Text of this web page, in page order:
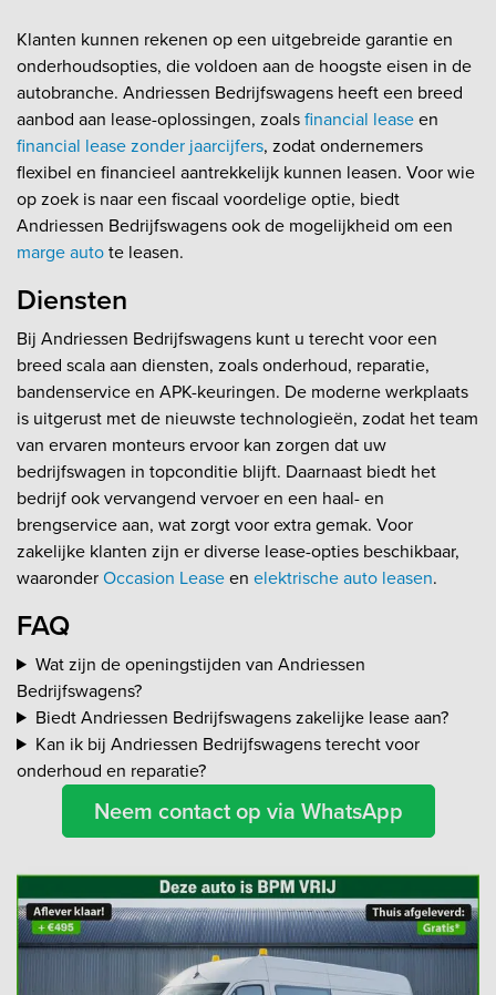
Klanten kunnen rekenen op een uitgebreide garantie en
onderhoudsopties, die voldoen aan de hoogste eisen in de
autobranche. Andriessen Bedrijfswagens heeft een breed
aanbod aan lease-oplossingen, zoalsfinancial leaseen
financial lease zonder jaarcijfers, zodat ondernemers
flexibel en financieel aantrekkelijk kunnen leasen. Voor wie
op zoek is naar een fiscaal voordelige optie, biedt
Andriessen Bedrijfswagens ook de mogelijkheid om een
marge autote leasen.
Diensten
Bij Andriessen Bedrijfswagens kunt u terecht voor een
breed scala aan diensten, zoals onderhoud, reparatie,
bandenservice en APK-keuringen. De moderne werkplaats
is uitgerust met de nieuwste technologieën, zodat het team
van ervaren monteurs ervoor kan zorgen dat uw
bedrijfswagen in topconditie blijft. Daarnaast biedt het
bedrijf ook vervangend vervoer en een haal- en
brengservice aan, wat zorgt voor extra gemak. Voor
zakelijke klanten zijn er diverse lease-opties beschikbaar,
waaronderOccasion Leaseen elektrische auto leasen.
FAQ
Wat zijn de openingstijden van Andriessen
Bedrijfswagens?
Biedt Andriessen Bedrijfswagens zakelijke lease aan?
Kan ik bij Andriessen Bedrijfswagens terecht voor
onderhoud en reparatie?
Neem contact op via WhatsApp